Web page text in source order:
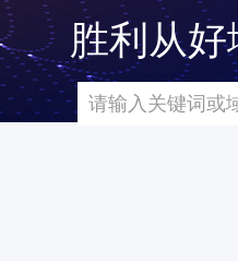
胜利从